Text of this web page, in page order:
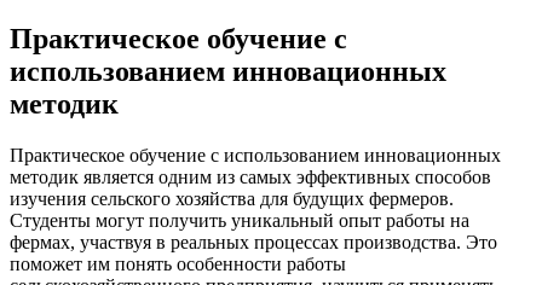
Практическое обучение с
использованием инновационных
методик
Практическое обучение с использованием инновационных
методик является одним из самых эффективных способов
изучения сельского хозяйства для будущих фермеров.
Студенты могут получить уникальный опыт работы на
фермах, участвуя в реальных процессах производства. Это
поможет им понять особенности работы